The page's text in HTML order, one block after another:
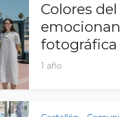
Colores
fotográfica
1 año